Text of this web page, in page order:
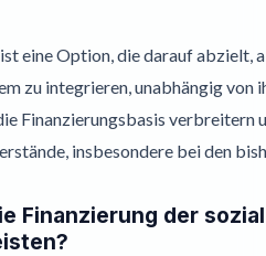
eine Option, die darauf abzielt,
zu integrieren, unabhängig von
Finanzierungsbasis verbreitern
insbesondere bei den
Finanzierung der